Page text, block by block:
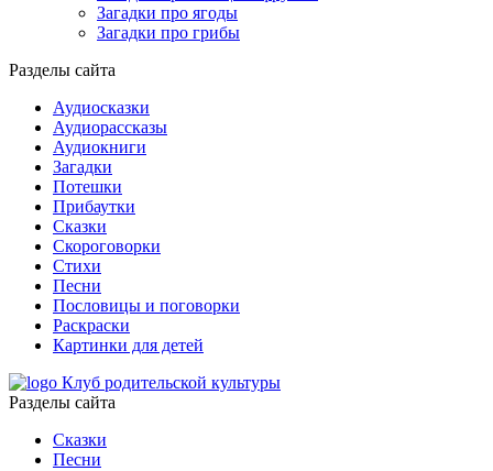
Загадки про ягоды
Загадки про грибы
Разделы сайта
Аудиосказки
Аудиорассказы
Аудиокниги
Загадки
Потешки
Прибаутки
Сказки
Скороговорки
Стихи
Песни
Пословицы и поговорки
Раскраски
Картинки для детей
Клуб родительской культуры
Разделы сайта
Сказки
Песни